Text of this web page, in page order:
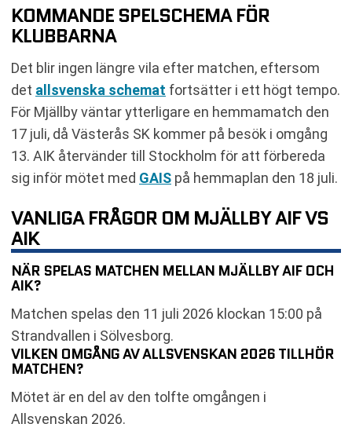
KOMMANDE SPELSCHEMA FÖR
KLUBBARNA
Det blir ingen längre vila efter matchen, eftersom
det allsvenska schemat fortsätter i ett högt tempo.
För Mjällby väntar ytterligare en hemmamatch den
17 juli, då Västerås SK kommer på besök i omgång
13. AIK återvänder till Stockholm för att förbereda
sig inför mötet med GAIS på hemmaplan den 18 juli.
VANLIGA FRÅGOR OM MJÄLLBY AIF VS
AIK
NÄR SPELAS MATCHEN MELLAN MJÄLLBY AIF OCH
AIK?
Matchen spelas den 11 juli 2026 klockan 15:00 på
Strandvallen i Sölvesborg.
VILKEN OMGÅNG AV ALLSVENSKAN 2026 TILLHÖR
MATCHEN?
Mötet är en del av den tolfte omgången i
Allsvenskan 2026.